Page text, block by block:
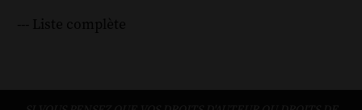
--- Liste complète